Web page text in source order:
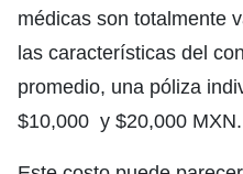
médicas son totalmente
las características del
promedio, una póliza
$10,000 y $20,000 MXN.